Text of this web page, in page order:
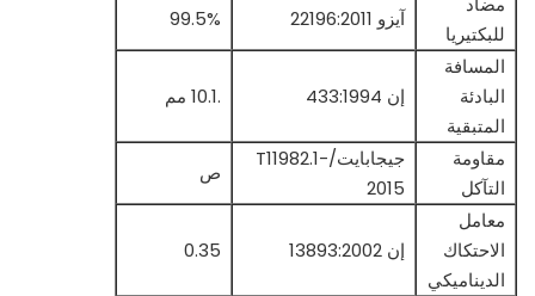
للبكتيريا
آيزو 22196:2011
99.5%
المسافة
البادئة
المتبقية
إن 433:1994 .10.1 مم
مقاومة
التآكل
جيجابايت/T11982.1-
2015
ص
معامل
الاحتكاك
الديناميكي
إن 13893:2002 0.35